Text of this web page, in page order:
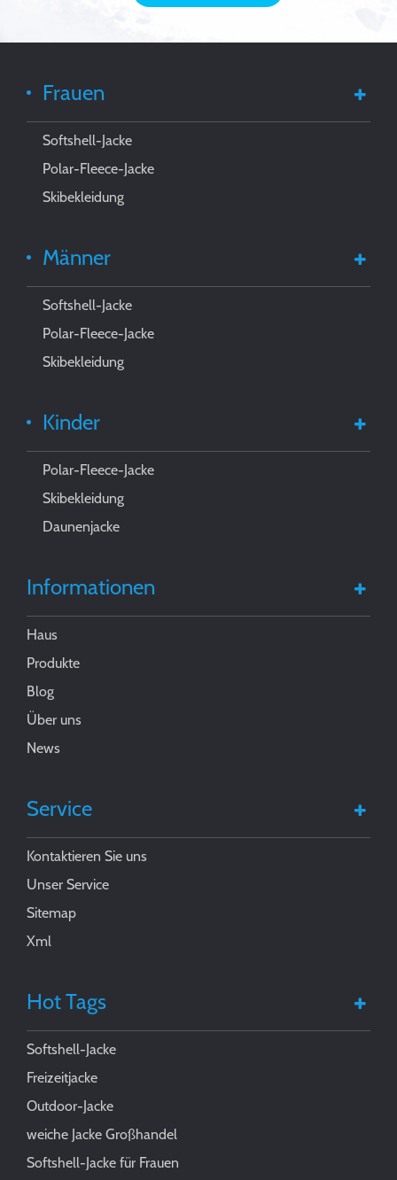
Frauen
Softshell-Jacke
Polar-Fleece-Jacke
Skibekleidung
Männer
Softshell-Jacke
Polar-Fleece-Jacke
Skibekleidung
Kinder
Polar-Fleece-Jacke
Skibekleidung
Daunenjacke
Informationen
Haus
Produkte
Blog
Über uns
News
Service
Kontaktieren Sie uns
Unser Service
Sitemap
Xml
Hot Tags
Softshell-Jacke
Freizeitjacke
Outdoor-Jacke
weiche Jacke Großhandel
Softshell-Jacke für Frauen